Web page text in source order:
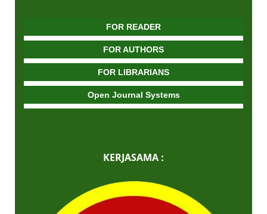
FOR READER
FOR AUTHORS
FOR LIBRARIANS
Open Journal Systems
KERJASAMA :